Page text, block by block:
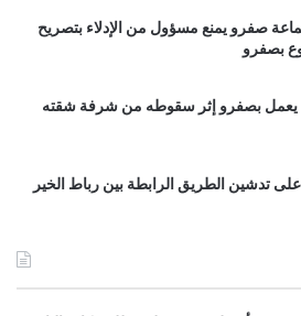
صفرو يمنع مسؤول من الإدلاء بتصريح
بصفرو
يعمل بصفرو إثر سقوطه من شرفة شقته
تدشين الطريق الرابطة بين رباط الخير